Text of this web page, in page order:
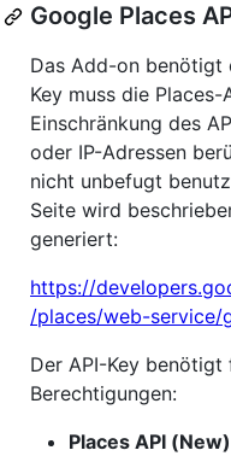
Google Places
Das Add-on benötigt
Key muss die
Einschränkung des
oder IP-Adressen
nicht unbefugt
Seite wird
generiert:
https://
/places/web-service/
Der API-Key
Berechtigungen:
Places API (New)